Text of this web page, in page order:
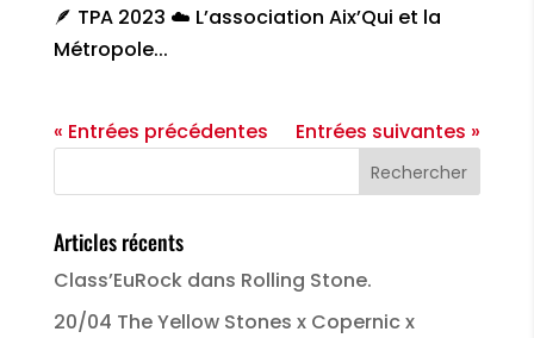
🪶 TPA 2023 ☁️ L’association Aix’Qui et la
Métropole...
« Entrées précédentes Entrées suivantes »
Articles récents
Class’EuRock dans Rolling Stone.
20/04 The Yellow Stones x Copernic x